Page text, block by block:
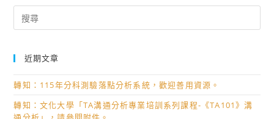
for:
近期文章
轉知：115年分科測驗落點分析系統，歡迎善用資源。
轉知：文化大學「TA溝通分析專業培訓系列課程-《TA101》溝